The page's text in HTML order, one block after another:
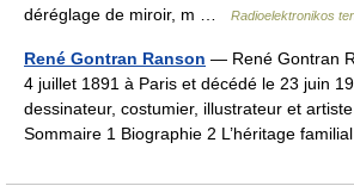
déréglage de miroir, m …
Radioelektronikos
René Gontran Ranson — René Gontran
4 juillet 1891 à Paris et décédé le 23 juin
dessinateur, costumier, illustrateur et
Sommaire 1 Biographie 2 L’héritage